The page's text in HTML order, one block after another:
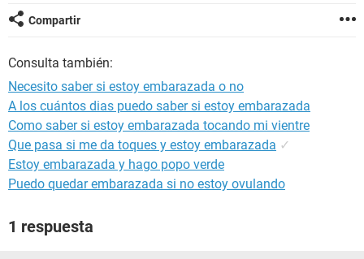
Compartir
Consulta también:
Necesito saber si estoy embarazada o no
A los cuántos dias puedo saber si estoy embarazada
Como saber si estoy embarazada tocando mi vientre
Que pasa si me da toques y estoy embarazada ✓
Estoy embarazada y hago popo verde
Puedo quedar embarazada si no estoy ovulando
1 respuesta